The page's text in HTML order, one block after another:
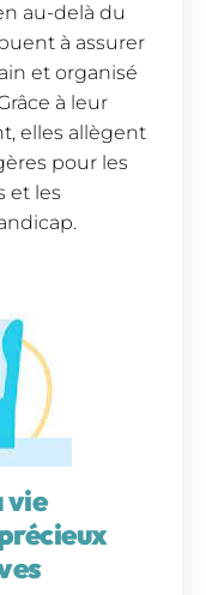
au-delà du
à assurer
et organisé
à leur
elles allègent
pour les
et les
vie